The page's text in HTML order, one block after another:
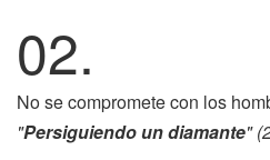
02.
No se compromete con los
"Persiguiendo un diamante"